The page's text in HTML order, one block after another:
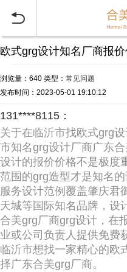

欧式grg设计知名厂商报价
浏览量：640 类型： 常见问题
发布时间：2023-05-01 19:10:12
131****8115：
关于在临沂市找欧式grg
市知名grg设计厂商广东
设计的报价价格不是极度
范围的grg造型才是知名
服务设计范例覆盖肇庆君
天城等国际知名品牌，设
合美grg厂商grg设计，在
业或公司负责人提供免费
临沂市想找一家精心的欧
择广东合美grg厂商。